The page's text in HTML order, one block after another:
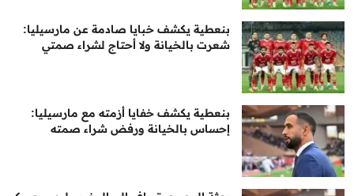
بنعطية يكشف خبايا صادمة عن مارسيليا:
شعرت بالخيانة ولا أحتاج لشراء صمتي
بنعطية يكشف خفايا أزمته مع مارسيليا:
إحساس بالخيانة ورفض شراء صمته